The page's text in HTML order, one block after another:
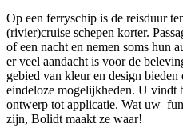
Op een ferryschip is de reisduur
(rivier)cruise schepen korter.
of een nacht en nemen soms hun
er veel aandacht is voor de
gebied van kleur en design
eindeloze mogelijkheden. U vindt
ontwerp tot applicatie. Wat uw
zijn, Bolidt maakt ze waar!